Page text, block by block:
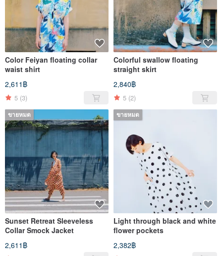
Color Feiyan floating collar
waist shirt
2,611฿
5 (3)
Colorful swallow floating
straight skirt
2,840฿
5 (2)
ขายหมด
Sunset Retreat Sleeveless
Collar Smock Jacket
2,611฿
ขายหมด
Light through black and white
flower pockets
2,382฿